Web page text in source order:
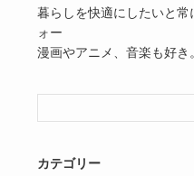
暮らしを快適にしたいと常
ォー
漫画やアニメ、音楽も好き。
カテゴリー